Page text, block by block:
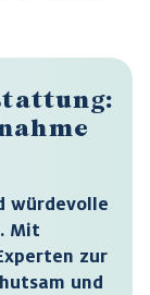
würdevolle
Mit
zur
und